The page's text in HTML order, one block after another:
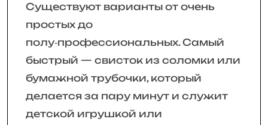
Существуют варианты от очень
простых до
полу‑профессиональных. Самый
быстрый — свисток из соломки или
бумажной трубочки, который
делается за пару минут и служит
детской игрушкой или